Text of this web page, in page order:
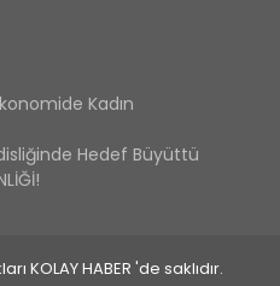
Kadın
Hedef Büyüttü
KOLAY HABER 'de saklıdır.